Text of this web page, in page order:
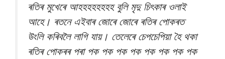
ৰতিৰ মুখেৰে আহহহহহহহহ বুলি মৃদু চিৎকাৰ ওলাই
আহে। ৰতনে এইবাৰ জোৰে জোৰে ৰতিৰ পোকৰত
উংলি কৰিবলৈ লাগি যায়। তেলেৰে চেপচেপিয়া হৈ থকা
ৰতিৰ পোকৰৰ পৰা পক পক পক পক পক পক পক পক